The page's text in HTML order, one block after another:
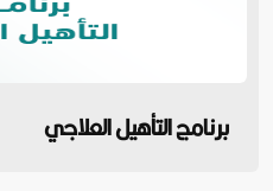
برنامج التأهيل العلاجي